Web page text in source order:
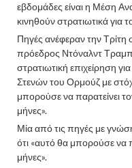
εβδομάδες είναι η Μέση
κινηθούν στρατιωτικά για
Πηγές ανέφεραν την Τρίτη
πρόεδρος Ντόναλντ Τραμπ
στρατιωτική επιχείρηση
Στενών του Ορμούζ με
μπορούσε να παρατείνει
μήνες».
Μία από τις πηγές με
ότι «αυτό θα μπορούσε να
μήνες».